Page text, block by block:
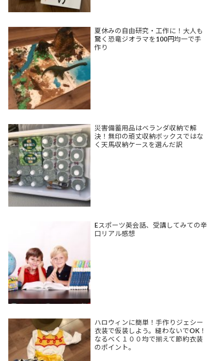
夏休みの自由研究・工作に！大人も
驚く恐竜ジオラマを100円均一で手
作り
災害備蓄用品はベランダ収納で解
決！無印の頑丈収納ボックスではな
く天馬収納ケースを選んだ訳
Eスポーツ英会話、受講してみての辛
口リアル感想
ハロウィンに簡単！手作りジェシー
衣装で仮装しよう。縫わないでOK！
なるべく１００均で揃えて節約衣装
のポイント。